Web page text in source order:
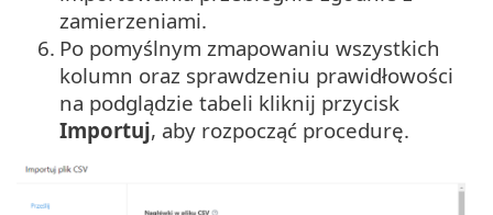
zamierzeniami.
6. Po pomyślnym zmapowaniu wszystkich
kolumn oraz sprawdzeniu prawidłowości
na podglądzie tabeli kliknij przycisk
Importuj, aby rozpocząć procedurę.